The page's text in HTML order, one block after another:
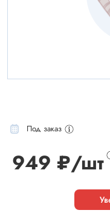
Под заказ
949 ₽/шт